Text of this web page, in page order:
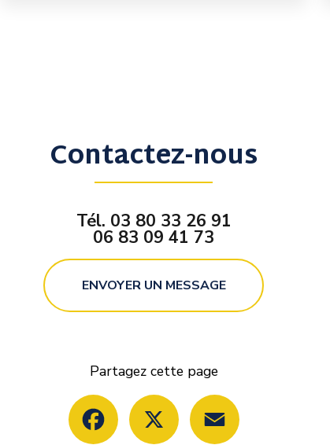
Contactez-nous
Tél. 03 80 33 26 91
06 83 09 41 73
ENVOYER UN MESSAGE
Partagez cette page
Facebook